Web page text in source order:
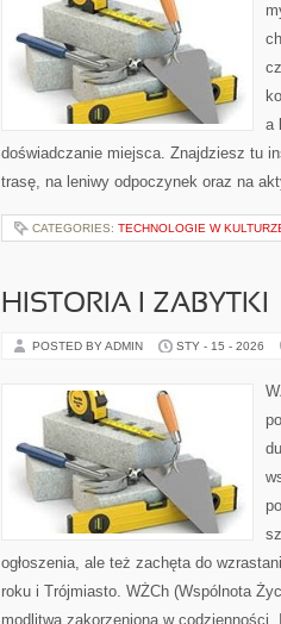
a
doświadczanie miejsca. Znajdziesz tu
trasę, na leniwy odpoczynek oraz na
CATEGORIES: TECHNOLOGIE W
HISTORIA I ZABYTKI
POSTED BY ADMIN STY - 15 - 2026
ogłoszenia, ale też zachęta do
roku i Trójmiasto. WŻCh (Wspólnota
modlitwą zakorzenioną w